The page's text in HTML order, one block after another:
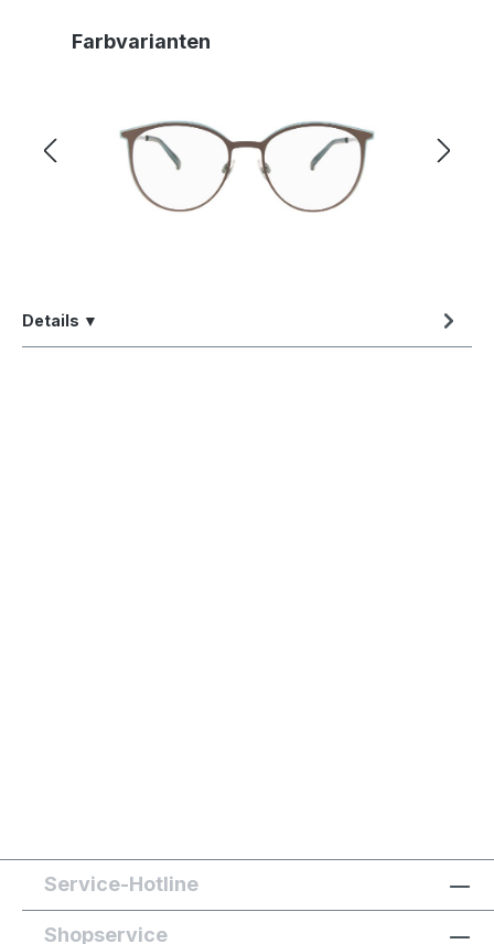
Produktgalerie überspringen
Farbvarianten
Details ▼
Service-Hotline
Shopservice